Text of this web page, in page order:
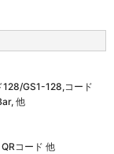
GS1-128,コード
他
コード 他